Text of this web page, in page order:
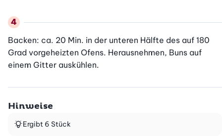
Backen: ca. 20 Min. in der unteren Hälfte des auf 180
Grad vorgeheizten Ofens. Herausnehmen, Buns auf
einem Gitter auskühlen.
Hinweise
Ergibt 6 Stück